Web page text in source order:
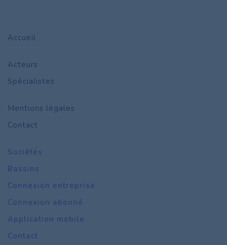
Accueil
Acteurs
Spécialistes
Mentions légales
Contact
Sociétés
Bassins
Connexion entreprise
Connexion abonné
Application mobile
Contact